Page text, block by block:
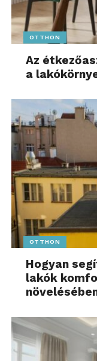
OTTHON
Az
a
OTTHON
Hogyan
lakók